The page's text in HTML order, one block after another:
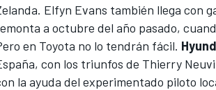
Elfyn Evans también llega con
a octubre del año pasado,
en Toyota no lo tendrán fácil.
con los triunfos de Thierry
la ayuda del experimentado piloto